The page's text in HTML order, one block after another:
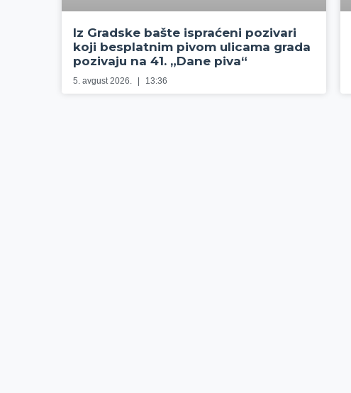
Iz Gradske bašte ispraćeni pozivari
koji besplatnim pivom ulicama grada
pozivaju na 41. „Dane piva“
5. avgust 2026. 13:36